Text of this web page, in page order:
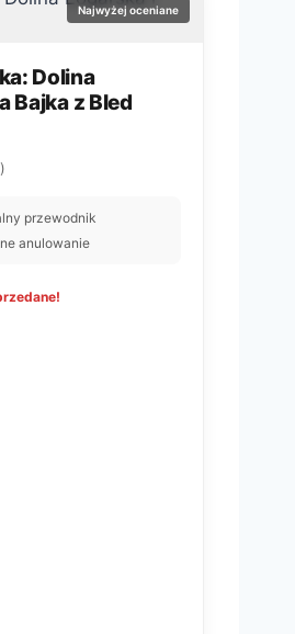
Najwyżej oceniane
Dolina
Bajka z Bled
przewodnik
anulowanie